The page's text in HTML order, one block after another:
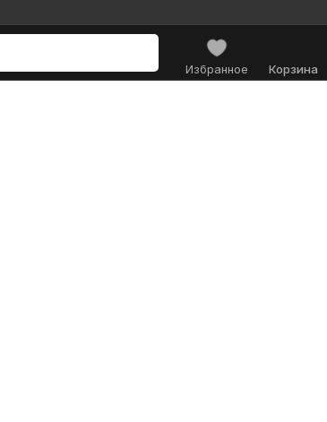
Избранное Корзина